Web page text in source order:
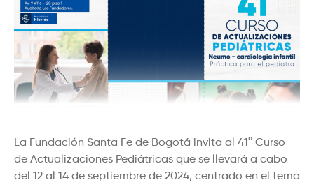
La Fundación Santa Fe de Bogotá invita al 41° Curso
de Actualizaciones Pediátricas que se llevará a cabo
del 12 al 14 de septiembre de 2024, centrado en el tema